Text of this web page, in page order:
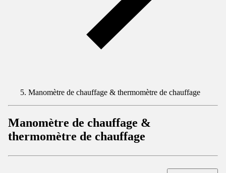
Manomètre de chauffage & thermomètre de chauffage
Manomètre de chauffage &
thermomètre de chauffage